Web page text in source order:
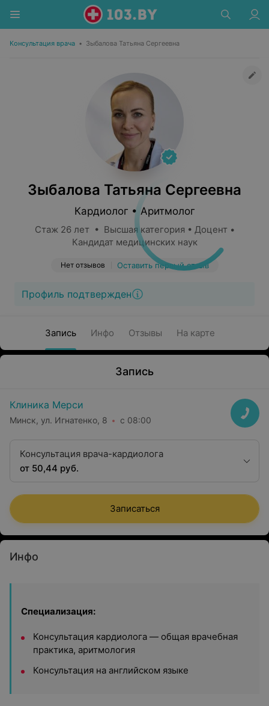
Консультация врача • Зыбалова Татьяна Сергеевна
Зыбалова Татьяна Сергеевна
Кардиолог • Аритмолог
Стаж 26 лет • Высшая категория • Доцент •
Кандидат медицинских наук
Нет отзывов Оставить первый отзыв
Профиль подтвержден
Запись Инфо Отзывы На карте
Запись
Клиника Мерси
Минск, ул. Игнатенко, 8 с 08:00
Консультация врача-кардиолога
от 50,44 руб.
Записаться
Инфо
Специализация:
Консультация кардиолога — общая врачебная
практика, аритмология
Консультация на английском языке